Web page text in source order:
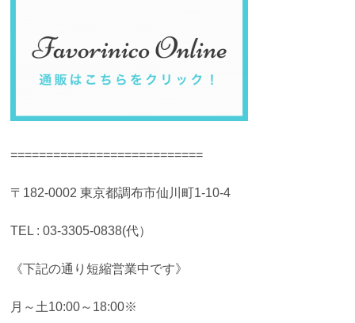
===========================
〒182-0002 東京都調布市仙川町1-10-4
TEL : 03-3305-0838(代）
《下記の通り短縮営業中です》
月～土10:00～18:00※